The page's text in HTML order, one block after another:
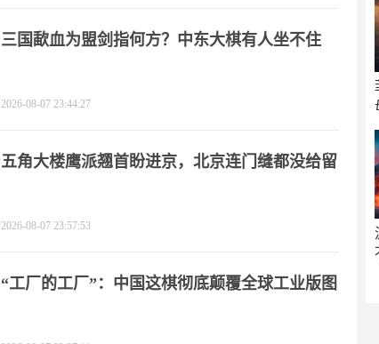
三国歃血为盟剑指何方？中东大棋有人坐不住
2026-08-07 23:44:27
五角大楼鹰派翘首盼进京，北京连门缝都没给留
2026-08-07 23:57:53
“工厂的工厂”：中国这棋彻底颠覆全球工业版图